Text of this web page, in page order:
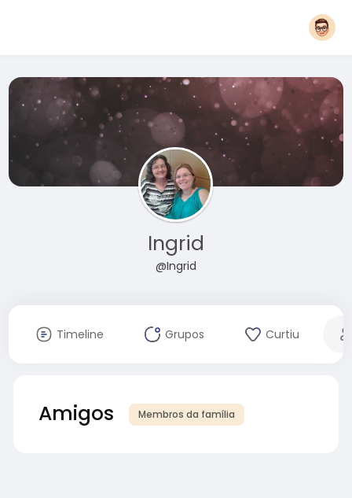
Ingrid
@Ingrid
Timeline Grupos Curtiu
Amigos Membros da família